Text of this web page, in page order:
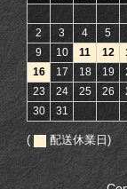
2
3 4 5
9
10 11 12
16
17 18 19
23
24 25 26
30
31
( 配送休業日)